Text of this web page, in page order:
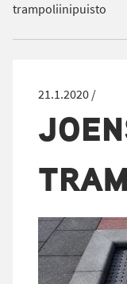
trampoliinipuisto
21.1.2020 /